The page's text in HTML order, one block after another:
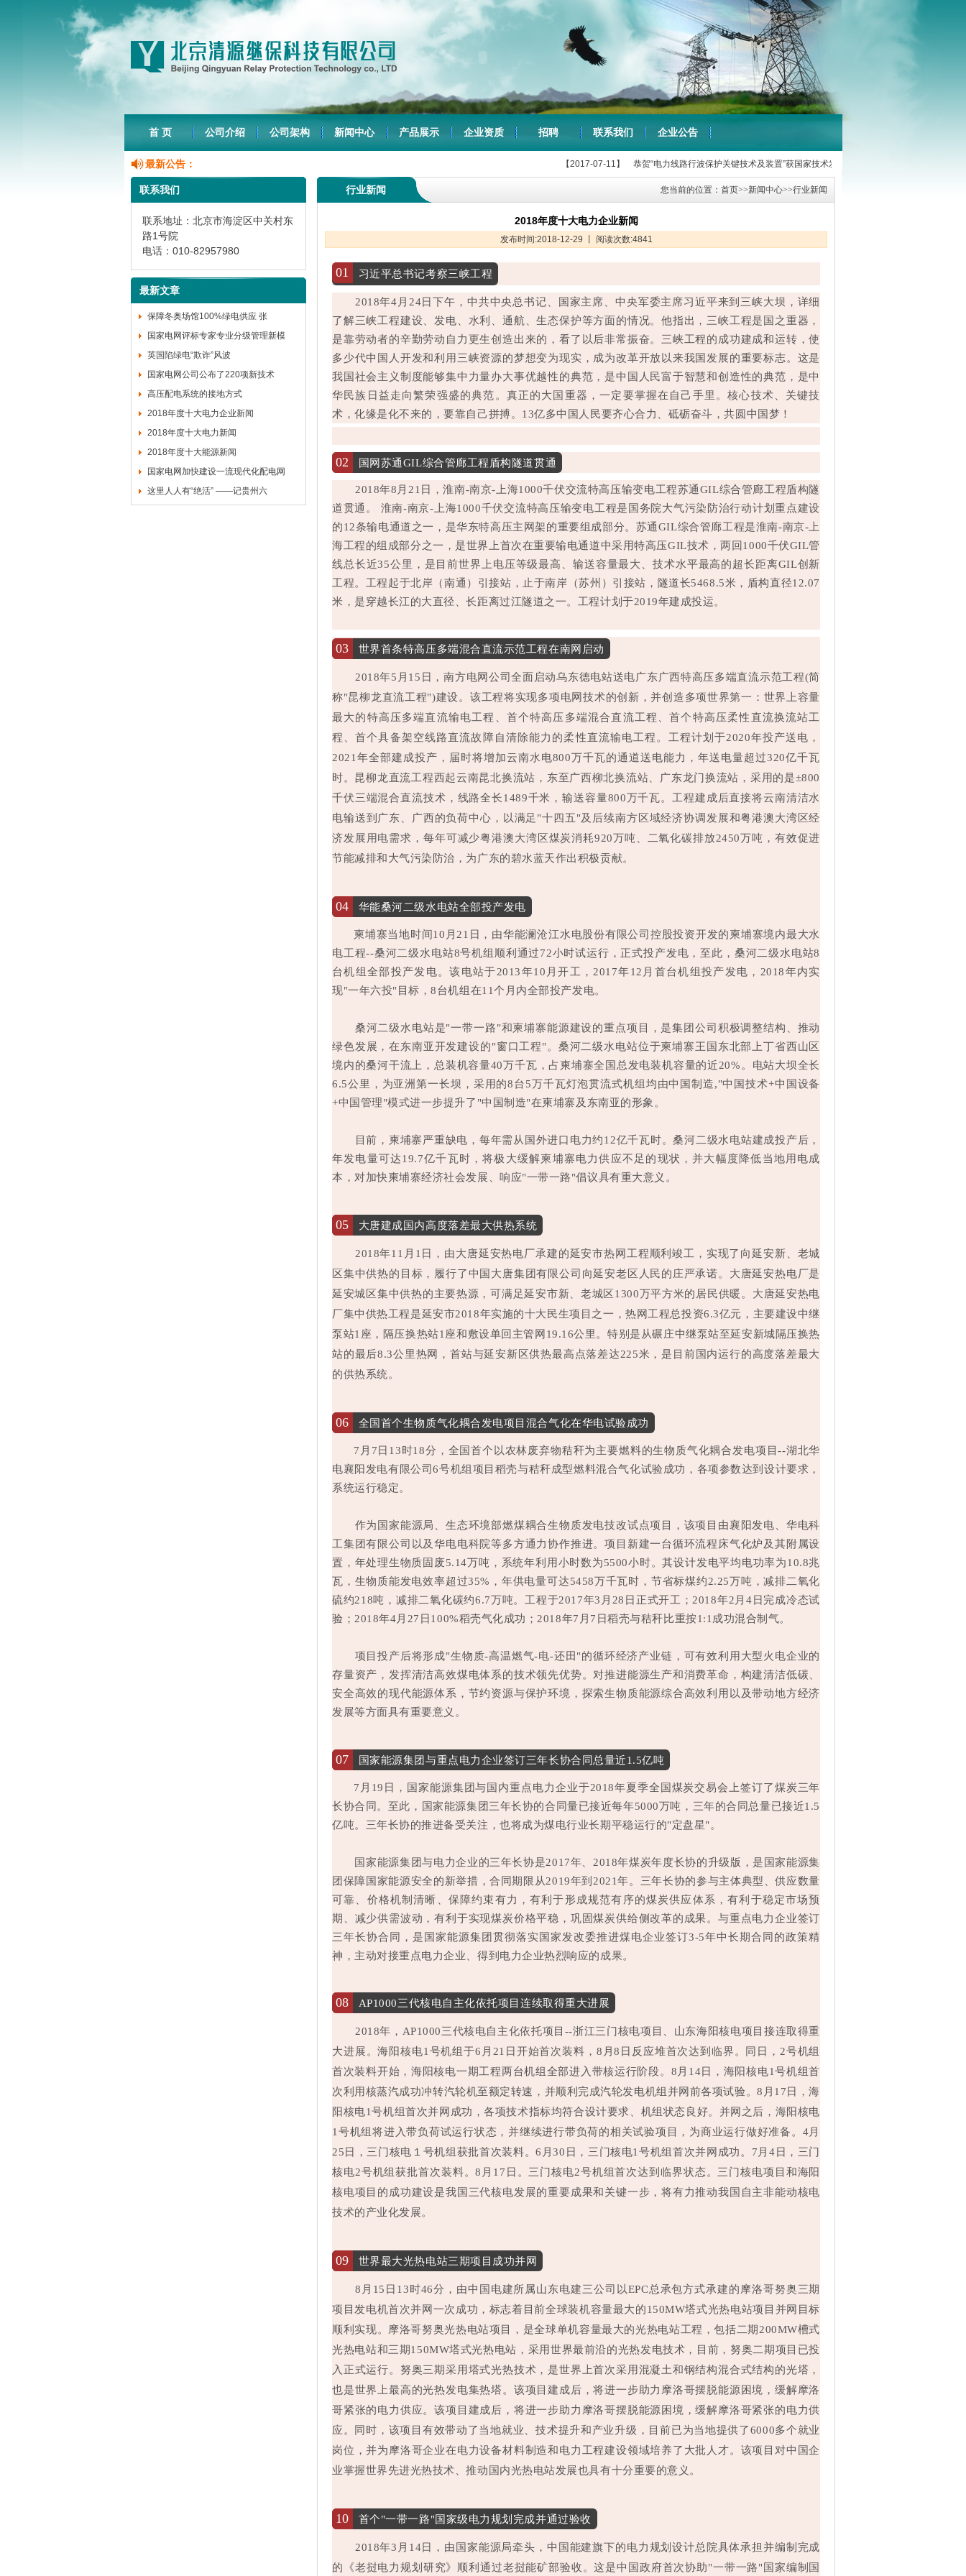
首 页 公司介绍 公司架构 新闻中心 产品展示 企业资质 招聘 联系我们 企业公告
最新公告： 【2017-07-11】恭贺“电力线路行波保护关键技术及装置”获国家技术发明奖二等奖【2017-06-12】
联系我们
联系地址：北京市海淀区中关村东
路1号院
电话：010-82957980
最新文章
保障冬奥场馆100%绿电供应 张
国家电网评标专家专业分级管理新模
英国陷绿电“欺诈”风波
国家电网公司公布了220项新技术
高压配电系统的接地方式
2018年度十大电力企业新闻
2018年度十大电力新闻
2018年度十大能源新闻
国家电网加快建设一流现代化配电网
这里人人有“绝活” ——记贵州六
您当前的位置： 首页>>新闻中心>>行业新闻
行业新闻
2018年度十大电力企业新闻
发布时间:2018-12-29 丨 阅读次数:4841
01 习近平总书记考察三峡工程
2018年4月24日下午，中共中央总书记、国家主席、中央军委主席习近平来到三峡大坝，详细
了解三峡工程建设、发电、水利、通航、生态保护等方面的情况。他指出，三峡工程是国之重器，
是靠劳动者的辛勤劳动自力更生创造出来的，看了以后非常振奋。三峡工程的成功建成和运转，使
多少代中国人开发和利用三峡资源的梦想变为现实，成为改革开放以来我国发展的重要标志。这是
我国社会主义制度能够集中力量办大事优越性的典范，是中国人民富于智慧和创造性的典范，是中
华民族日益走向繁荣强盛的典范。真正的大国重器，一定要掌握在自己手里。核心技术、关键技
术，化缘是化不来的，要靠自己拼搏。13亿多中国人民要齐心合力、砥砺奋斗，共圆中国梦！
02 国网苏通GIL综合管廊工程盾构隧道贯通
2018年8月21日，淮南-南京-上海1000千伏交流特高压输变电工程苏通GIL综合管廊工程盾构隧
道贯通。 淮南-南京-上海1000千伏交流特高压输变电工程是国务院大气污染防治行动计划重点建设
的12条输电通道之一，是华东特高压主网架的重要组成部分。苏通GIL综合管廊工程是淮南-南京-上
海工程的组成部分之一，是世界上首次在重要输电通道中采用特高压GIL技术，两回1000千伏GIL管
线总长近35公里，是目前世界上电压等级最高、输送容量最大、技术水平最高的超长距离GIL创新
工程。工程起于北岸（南通）引接站，止于南岸（苏州）引接站，隧道长5468.5米，盾构直径12.07
米，是穿越长江的大直径、长距离过江隧道之一。工程计划于2019年建成投运。
03 世界首条特高压多端混合直流示范工程在南网启动
2018年5月15日，南方电网公司全面启动乌东德电站送电广东广西特高压多端直流示范工程(简
称"昆柳龙直流工程")建设。该工程将实现多项电网技术的创新，并创造多项世界第一：世界上容量
最大的特高压多端直流输电工程、首个特高压多端混合直流工程、首个特高压柔性直流换流站工
程、首个具备架空线路直流故障自清除能力的柔性直流输电工程。工程计划于2020年投产送电，
2021年全部建成投产，届时将增加云南水电800万千瓦的通道送电能力，年送电量超过320亿千瓦
时。昆柳龙直流工程西起云南昆北换流站，东至广西柳北换流站、广东龙门换流站，采用的是±800
千伏三端混合直流技术，线路全长1489千米，输送容量800万千瓦。工程建成后直接将云南清洁水
电输送到广东、广西的负荷中心，以满足"十四五"及后续南方区域经济协调发展和粤港澳大湾区经
济发展用电需求，每年可减少粤港澳大湾区煤炭消耗920万吨、二氧化碳排放2450万吨，有效促进
节能减排和大气污染防治，为广东的碧水蓝天作出积极贡献。
04 华能桑河二级水电站全部投产发电
柬埔寨当地时间10月21日，由华能澜沧江水电股份有限公司控股投资开发的柬埔寨境内最大水
电工程--桑河二级水电站8号机组顺利通过72小时试运行，正式投产发电，至此，桑河二级水电站8
台机组全部投产发电。该电站于2013年10月开工，2017年12月首台机组投产发电，2018年内实
现"一年六投"目标，8台机组在11个月内全部投产发电。
桑河二级水电站是"一带一路"和柬埔寨能源建设的重点项目，是集团公司积极调整结构、推动
绿色发展，在东南亚开发建设的"窗口工程"。桑河二级水电站位于柬埔寨王国东北部上丁省西山区
境内的桑河干流上，总装机容量40万千瓦，占柬埔寨全国总发电装机容量的近20%。电站大坝全长
6.5公里，为亚洲第一长坝，采用的8台5万千瓦灯泡贯流式机组均由中国制造,"中国技术+中国设备
+中国管理"模式进一步提升了"中国制造"在柬埔寨及东南亚的形象。
目前，柬埔寨严重缺电，每年需从国外进口电力约12亿千瓦时。桑河二级水电站建成投产后，
年发电量可达19.7亿千瓦时，将极大缓解柬埔寨电力供应不足的现状，并大幅度降低当地用电成
本，对加快柬埔寨经济社会发展、响应"一带一路"倡议具有重大意义。
05 大唐建成国内高度落差最大供热系统
2018年11月1日，由大唐延安热电厂承建的延安市热网工程顺利竣工，实现了向延安新、老城
区集中供热的目标，履行了中国大唐集团有限公司向延安老区人民的庄严承诺。大唐延安热电厂是
延安城区集中供热的主要热源，可满足延安市新、老城区1300万平方米的居民供暖。大唐延安热电
厂集中供热工程是延安市2018年实施的十大民生项目之一，热网工程总投资6.3亿元，主要建设中继
泵站1座，隔压换热站1座和敷设单回主管网19.16公里。特别是从碾庄中继泵站至延安新城隔压换热
站的最后8.3公里热网，首站与延安新区供热最高点落差达225米，是目前国内运行的高度落差最大
的供热系统。
06 全国首个生物质气化耦合发电项目混合气化在华电试验成功
7月7日13时18分，全国首个以农林废弃物秸秆为主要燃料的生物质气化耦合发电项目--湖北华
电襄阳发电有限公司6号机组项目稻壳与秸秆成型燃料混合气化试验成功，各项参数达到设计要求，
系统运行稳定。
作为国家能源局、生态环境部燃煤耦合生物质发电技改试点项目，该项目由襄阳发电、华电科
工集团有限公司以及华电电科院等多方通力协作推进。项目新建一台循环流程床气化炉及其附属设
置，年处理生物质固废5.14万吨，系统年利用小时数为5500小时。其设计发电平均电功率为10.8兆
瓦，生物质能发电效率超过35%，年供电量可达5458万千瓦时，节省标煤约2.25万吨，减排二氧化
硫约218吨，减排二氧化碳约6.7万吨。工程于2017年3月28日正式开工；2018年2月4日完成冷态试
验；2018年4月27日100%稻壳气化成功；2018年7月7日稻壳与秸秆比重按1:1成功混合制气。
项目投产后将形成"生物质-高温燃气-电-还田"的循环经济产业链，可有效利用大型火电企业的
存量资产，发挥清洁高效煤电体系的技术领先优势。对推进能源生产和消费革命，构建清洁低碳、
安全高效的现代能源体系，节约资源与保护环境，探索生物质能源综合高效利用以及带动地方经济
发展等方面具有重要意义。
07 国家能源集团与重点电力企业签订三年长协合同总量近1.5亿吨
7月19日，国家能源集团与国内重点电力企业于2018年夏季全国煤炭交易会上签订了煤炭三年
长协合同。至此，国家能源集团三年长协的合同量已接近每年5000万吨，三年的合同总量已接近1.5
亿吨。三年长协的推进备受关注，也将成为煤电行业长期平稳运行的"定盘星"。
国家能源集团与电力企业的三年长协是2017年、2018年煤炭年度长协的升级版，是国家能源集
团保障国家能源安全的新举措，合同期限从2019年到2021年。三年长协的参与主体典型、供应数量
可靠、价格机制清晰、保障约束有力，有利于形成规范有序的煤炭供应体系，有利于稳定市场预
期、减少供需波动，有利于实现煤炭价格平稳，巩固煤炭供给侧改革的成果。与重点电力企业签订
三年长协合同，是国家能源集团贯彻落实国家发改委推进煤电企业签订3-5年中长期合同的政策精
神，主动对接重点电力企业、得到电力企业热烈响应的成果。
08 AP1000三代核电自主化依托项目连续取得重大进展
2018年，AP1000三代核电自主化依托项目--浙江三门核电项目、山东海阳核电项目接连取得重
大进展。海阳核电1号机组于6月21日开始首次装料，8月8日反应堆首次达到临界。同日，2号机组
首次装料开始，海阳核电一期工程两台机组全部进入带核运行阶段。8月14日，海阳核电1号机组首
次利用核蒸汽成功冲转汽轮机至额定转速，并顺利完成汽轮发电机组并网前各项试验。8月17日，海
阳核电1号机组首次并网成功，各项技术指标均符合设计要求、机组状态良好。并网之后，海阳核电
1号机组将进入带负荷试运行状态，并继续进行带负荷的相关试验项目，为商业运行做好准备。4月
25日，三门核电１号机组获批首次装料。6月30日，三门核电1号机组首次并网成功。7月4日，三门
核电2号机组获批首次装料。8月17日。三门核电2号机组首次达到临界状态。三门核电项目和海阳
核电项目的成功建设是我国三代核电发展的重要成果和关键一步，将有力推动我国自主非能动核电
技术的产业化发展。
09 世界最大光热电站三期项目成功并网
8月15日13时46分，由中国电建所属山东电建三公司以EPC总承包方式承建的摩洛哥努奥三期
项目发电机首次并网一次成功，标志着目前全球装机容量最大的150MW塔式光热电站项目并网目标
顺利实现。摩洛哥努奥光热电站项目，是全球单机容量最大的光热电站工程，包括二期200MW槽式
光热电站和三期150MW塔式光热电站，采用世界最前沿的光热发电技术，目前，努奥二期项目已投
入正式运行。努奥三期采用塔式光热技术，是世界上首次采用混凝土和钢结构混合式结构的光塔，
也是世界上最高的光热发电集热塔。该项目建成后，将进一步助力摩洛哥摆脱能源困境，缓解摩洛
哥紧张的电力供应。该项目建成后，将进一步助力摩洛哥摆脱能源困境，缓解摩洛哥紧张的电力供
应。同时，该项目有效带动了当地就业、技术提升和产业升级，目前已为当地提供了6000多个就业
岗位，并为摩洛哥企业在电力设备材料制造和电力工程建设领域培养了大批人才。该项目对中国企
业掌握世界先进光热技术、推动国内光热电站发展也具有十分重要的意义。
10 首个"一带一路"国家级电力规划完成并通过验收
2018年3月14日，由国家能源局牵头，中国能建旗下的电力规划设计总院具体承担并编制完成
的《老挝电力规划研究》顺利通过老挝能矿部验收。这是中国政府首次协助"一带一路"国家编制国